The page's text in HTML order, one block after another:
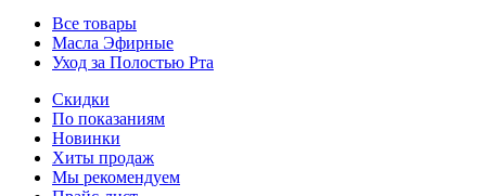
Все товары
Масла Эфирные
Уход за Полостью Рта
Скидки
По показаниям
Новинки
Хиты продаж
Мы рекомендуем